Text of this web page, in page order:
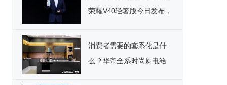
荣耀V40轻奢版今日发布，
消费者需要的套系化是什
么？华帝全系时尚厨电给